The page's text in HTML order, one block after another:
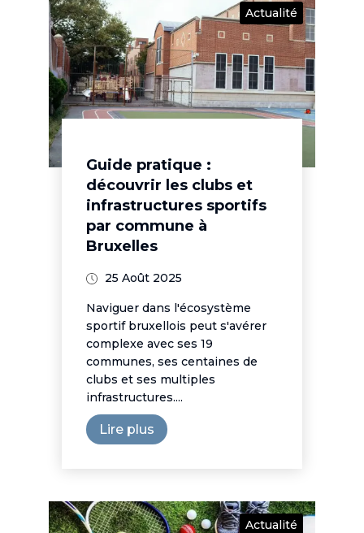
Actualité
Guide pratique :
découvrir les clubs et
infrastructures sportifs
par commune à
Bruxelles
25 Août 2025
Naviguer dans l'écosystème
sportif bruxellois peut s'avérer
complexe avec ses 19
communes, ses centaines de
clubs et ses multiples
infrastructures....
Lire plus
Actualité